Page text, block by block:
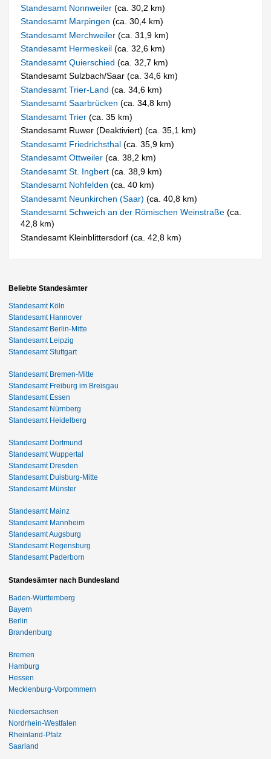
Standesamt Nonnweiler(ca. 30,2 km)
Standesamt Marpingen(ca. 30,4 km)
Standesamt Merchweiler(ca. 31,9 km)
Standesamt Hermeskeil(ca. 32,6 km)
Standesamt Quierschied(ca. 32,7 km)
Standesamt Sulzbach/Saar (ca. 34,6 km)
Standesamt Trier-Land(ca. 34,6 km)
Standesamt Saarbrücken(ca. 34,8 km)
Standesamt Trier(ca. 35 km)
Standesamt Ruwer (Deaktiviert) (ca. 35,1 km)
Standesamt Friedrichsthal(ca. 35,9 km)
Standesamt Ottweiler(ca. 38,2 km)
Standesamt St. Ingbert(ca. 38,9 km)
Standesamt Nohfelden(ca. 40 km)
Standesamt Neunkirchen (Saar)(ca. 40,8 km)
Standesamt Schweich an der Römischen Weinstraße(ca.
42,8 km)
Standesamt Kleinblittersdorf (ca. 42,8 km)
Beliebte Standesämter
Standesamt Köln
Standesamt Hannover
Standesamt Berlin-Mitte
Standesamt Leipzig
Standesamt Stuttgart
Standesamt Bremen-Mitte
Standesamt Freiburg im Breisgau
Standesamt Essen
Standesamt Nürnberg
Standesamt Heidelberg
Standesamt Dortmund
Standesamt Wuppertal
Standesamt Dresden
Standesamt Duisburg-Mitte
Standesamt Münster
Standesamt Mainz
Standesamt Mannheim
Standesamt Augsburg
Standesamt Regensburg
Standesamt Paderborn
Standesämter nach Bundesland
Baden-Württemberg
Bayern
Berlin
Brandenburg
Bremen
Hamburg
Hessen
Mecklenburg-Vorpommern
Niedersachsen
Nordrhein-Westfalen
Rheinland-Pfalz
Saarland